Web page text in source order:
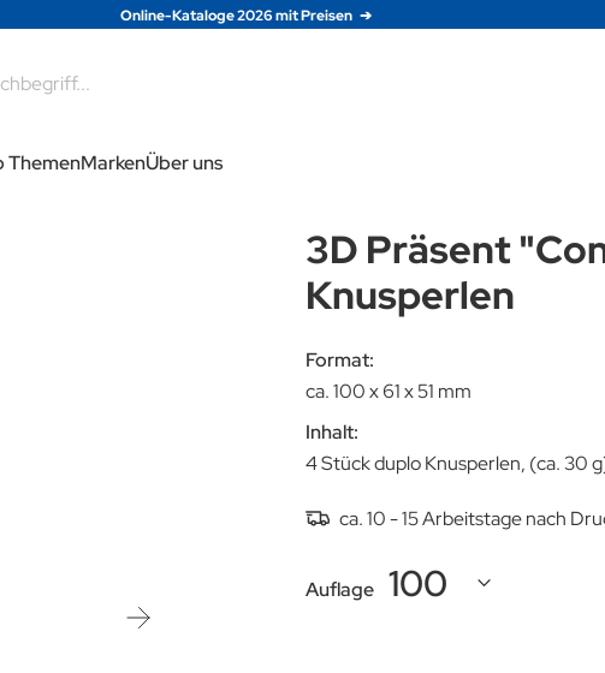
Online-Kataloge 2026 mit Preisen
ThemenMarkenÜber uns
3D Präsent
Knusperlen
Format:
ca. 100 x 61 x 51 mm
Inhalt:
4 Stück duplo Knusperlen, (ca. 30
ca. 10 - 15 Arbeitstage nach
Auflage